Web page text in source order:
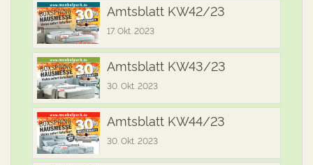
Amtsblatt KW42/23
17. Okt. 2023
Amtsblatt KW43/23
30. Okt. 2023
Amtsblatt KW44/23
30. Okt. 2023